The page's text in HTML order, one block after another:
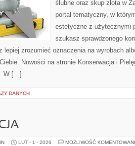
ślubne oraz skup złota w
portal tematyczny, w
estetyczne z użytecznymi
szukasz sprawdzonego
lepiej zrozumieć oznaczenia na wyrobach
Nowości na stronie Konserwacja i
W […]
DANYCH
LUT - 1 - 2026 MOŻLIWOŚĆ